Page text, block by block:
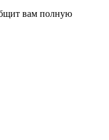
вам полную